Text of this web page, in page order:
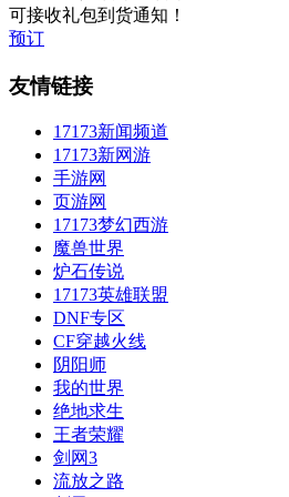
可接收礼包到货通知！
预订
友情链接
17173新闻频道
17173新网游
手游网
页游网
17173梦幻西游
魔兽世界
炉石传说
17173英雄联盟
DNF专区
CF穿越火线
阴阳师
我的世界
绝地求生
王者荣耀
剑网3
流放之路